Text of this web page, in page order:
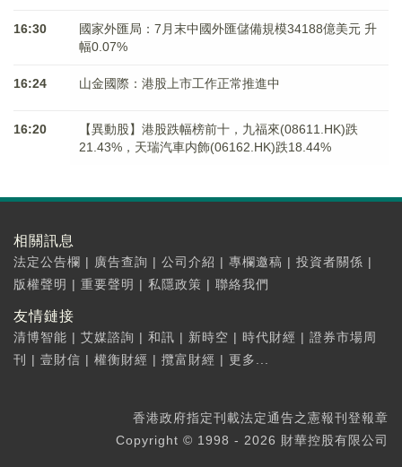
16:30
國家外匯局：7月末中國外匯儲備規模34188億美元 升
幅0.07%
16:24 山金國際：港股上市工作正常推進中
16:20
【異動股】港股跌幅榜前十，九福來(08611.HK)跌
21.43%，天瑞汽車内飾(06162.HK)跌18.44%
相關訊息
法定公告欄 | 廣告查詢 | 公司介紹 | 專欄邀稿 | 投資者關係 |
版權聲明 | 重要聲明 | 私隱政策 | 聯絡我們
友情鏈接
清博智能 | 艾媒諮詢 | 和訊 | 新時空 | 時代財經 | 證券市場周
刊
| 壹財信 | 權衡財經 | 攬富財經 | 更多...
香港政府指定刊載法定通告之憲報刊登報章
Copyright © 1998 - 2026 財華控股有限公司